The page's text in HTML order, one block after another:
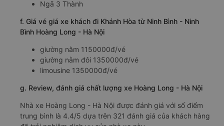
Hoàng Long - Hà Nội
Giờ xuất phát ở Ninh Bình - Ninh Bình: 10:30, 11:15,
11:31, 15:30, 16:15, 16:30, 18:30, 19:00, 19:30
Giờ đến nơi ở Khánh Hòa: 10:36, 11:21, 11:37, 15:36,
16:21, 16:36, 18:36, 19:06, 19:36
Thời gian chạy từ Ninh Bình - Ninh Bình đi Khánh Hòa
Ninh Bình (Dọc Quốc lộ 1A)